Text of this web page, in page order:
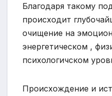
Благодаря такому
происходит
очищение на
энергетическом ,
психологичском
Происхождение и